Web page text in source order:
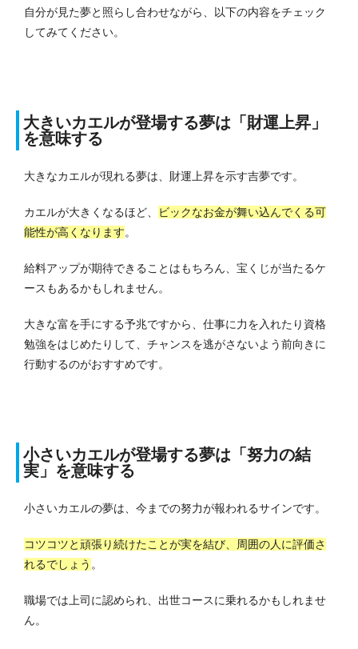
自分が見た夢と照らし合わせながら、以下の内容をチェック
してみてください。
大きいカエルが登場する夢は「財運上昇」
を意味する
大きなカエルが現れる夢は、財運上昇を示す吉夢です。
カエルが大きくなるほど、
ビックなお金が舞い込んでくる可
能性が高くなります。
給料アップが期待できることはもちろん、宝くじが当たるケ
ースもあるかもしれません。
大きな富を手にする予兆ですから、仕事に力を入れたり資格
勉強をはじめたりして、チャンスを逃がさないよう前向きに
行動するのがおすすめです。
小さいカエルが登場する夢は「努力の結
実」を意味する
小さいカエルの夢は、今までの努力が報われるサインです。
コツコツと頑張り続けたことが実を結び、周囲の人に評価さ
れるでしょう 。
職場では上司に認められ、出世コースに乗れるかもしれませ
ん。